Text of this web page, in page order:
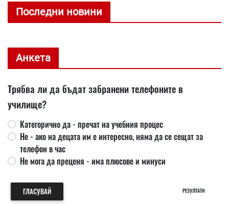
Последни новини
Анкета
Трябва ли да бъдат забранени телефоните в
училище?
Категорично да - пречат на учебния процес
Не - ако на децата им е интересно, няма да се сещат за
телефон в час
Не мога да преценя - има плюсове и минуси
ГЛАСУВАЙ РЕЗУЛТАТИ